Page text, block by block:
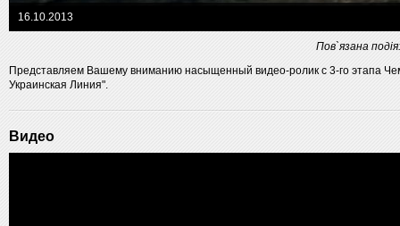
16.10.2013
Пов`язана
Представляем Вашему вниманию насыщенный видео-ролик с 3-го этапа
Украинская Линия".
Видео